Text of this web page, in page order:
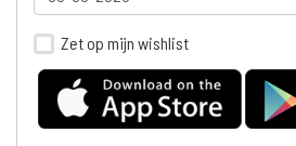
Zet op mijn wishlist